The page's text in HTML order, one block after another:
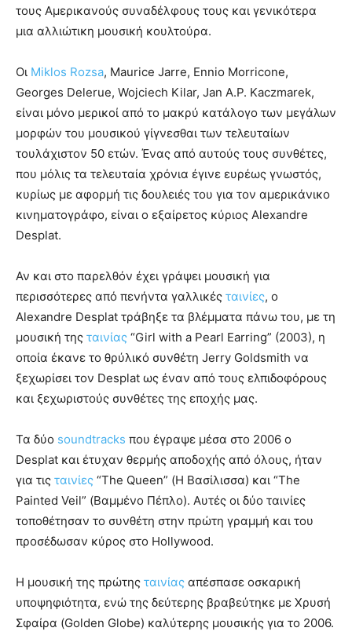
τους Αμερικανούς συναδέλφους τους και γενικότερα
μια αλλιώτικη μουσική κουλτούρα.
Οι Miklos Rozsa, Maurice Jarre, Ennio Morricone,
Georges Delerue, Wojciech Kilar, Jan A.P. Kaczmarek,
είναι μόνο μερικοί από το μακρύ κατάλογο των μεγάλων
μορφών του μουσικού γίγνεσθαι των τελευταίων
τουλάχιστον 50 ετών. Ένας από αυτούς τους συνθέτες,
που μόλις τα τελευταία χρόνια έγινε ευρέως γνωστός,
κυρίως με αφορμή τις δουλειές του για τον αμερικάνικο
κινηματογράφο, είναι ο εξαίρετος κύριος Alexandre
Desplat.
Αν και στο παρελθόν έχει γράψει μουσική για
περισσότερες από πενήντα γαλλικές ταινίες, ο
Alexandre Desplat τράβηξε τα βλέμματα πάνω του, με τη
μουσική της ταινίας “Girl with a Pearl Earring” (2003), η
οποία έκανε το θρύλικό συνθέτη Jerry Goldsmith να
ξεχωρίσει τον Desplat ως έναν από τους ελπιδοφόρους
και ξεχωριστούς συνθέτες της εποχής μας.
Τα δύο soundtracks που έγραψε μέσα στο 2006 o
Desplat και έτυχαν θερμής αποδοχής από όλους, ήταν
για τις ταινίες “The Queen” (Η Βασίλισσα) και “The
Painted Veil” (Βαμμένο Πέπλο). Αυτές οι δύο ταινίες
τοποθέτησαν το συνθέτη στην πρώτη γραμμή και του
προσέδωσαν κύρος στο Hollywood.
Η μουσική της πρώτης ταινίας απέσπασε οσκαρική
υποψηφιότητα, ενώ της δεύτερης βραβεύτηκε με Χρυσή
Σφαίρα (Golden Globe) καλύτερης μουσικής για το 2006.